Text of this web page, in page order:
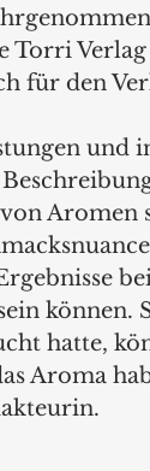
Torri
für den
und
Aromen
können.
hatte,
Aroma